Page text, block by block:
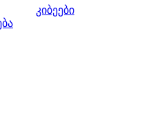
კიბეები